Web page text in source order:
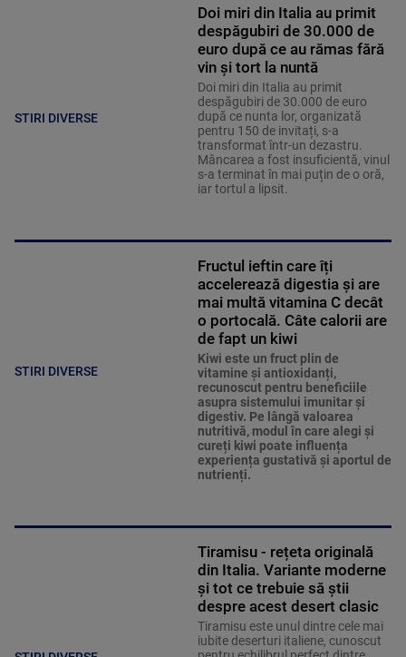
STIRI DIVERSE
Doi miri din Italia au primit
despăgubiri de 30.000 de
euro după ce au rămas fără
vin și tort la nuntă
Doi miri din Italia au primit
despăgubiri de 30.000 de euro
după ce nunta lor, organizată
pentru 150 de invitați, s-a
transformat într-un dezastru.
Mâncarea a fost insuficientă, vinul
s-a terminat în mai puțin de o oră,
iar tortul a lipsit.
STIRI DIVERSE
Fructul ieftin care îți
accelerează digestia și are
mai multă vitamina C decât
o portocală. Câte calorii are
de fapt un kiwi
Kiwi este un fruct plin de
vitamine și antioxidanți,
recunoscut pentru beneficiile
asupra sistemului imunitar și
digestiv. Pe lângă valoarea
nutritivă, modul în care alegi și
cureți kiwi poate influența
experiența gustativă și aportul de
nutrienți.
Tiramisu - rețeta originală
din Italia. Variante moderne
și tot ce trebuie să știi
despre acest desert clasic
Tiramisu este unul dintre cele mai
iubite deserturi italiene, cunoscut